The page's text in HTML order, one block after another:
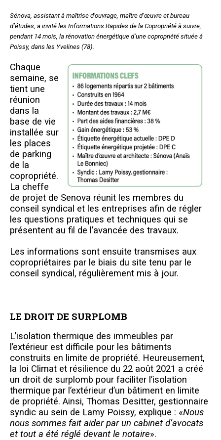
Sénova, assistant à maîtrise d’ouvrage, maître d’œuvre et bureau
d’études, a invité les Informations Rapides de la Copropriété à suivre,
pendant 14 mois, la rénovation énergétique d’une copropriété située à
Poissy, dans les Yvelines (78).
Chaque
semaine, se
tient une
réunion
dans la
base de vie
installée sur
les places
de parking
de la
copropriété.
La cheffe
de projet de Senova réunit les membres du
conseil syndical et les entreprises afin de régler
les questions pratiques et techniques qui se
présentent au fil de l’avancée des travaux.
Les informations sont ensuite transmises aux
copropriétaires par le biais du site tenu par le
conseil syndical, régulièrement mis à jour.
LE DROIT DE SURPLOMB
L’isolation thermique des immeubles par
l’extérieur est difficile pour les bâtiments
construits en limite de propriété. Heureusement,
la loi Climat et résilience du 22 août 2021 a créé
un droit de surplomb pour faciliter l’isolation
thermique par l’extérieur d’un bâtiment en limite
de propriété. Ainsi, Thomas Desitter, gestionnaire
syndic au sein de Lamy Poissy, explique : «Nous
nous sommes fait aider par un cabinet d’avocats
et tout a été réglé devant le notaire».